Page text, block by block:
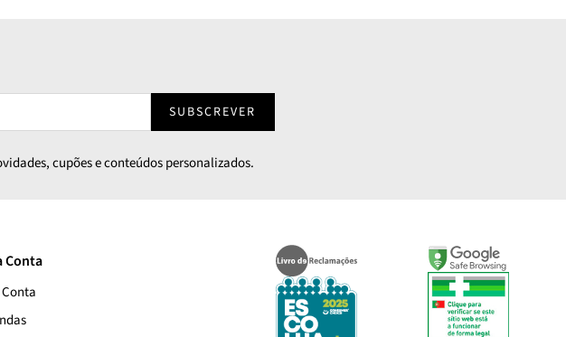
SUBSCREVER
cupões e conteúdos personalizados.
Conta